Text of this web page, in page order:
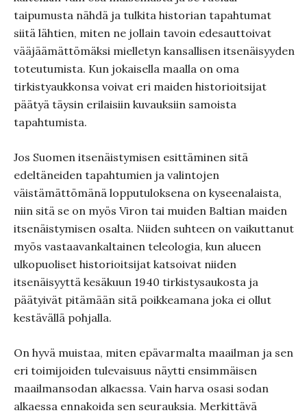
taipumusta nähdä ja tulkita historian tapahtumat
siitä lähtien, miten ne jollain tavoin edesauttoivat
vääjäämättömäksi mielletyn kansallisen itsenäisyyden
toteutumista. Kun jokaisella maalla on oma
tirkistyaukkonsa voivat eri maiden historioitsijat
päätyä täysin erilaisiin kuvauksiin samoista
tapahtumista.
Jos Suomen itsenäistymisen esittäminen sitä
edeltäneiden tapahtumien ja valintojen
väistämättömänä lopputuloksena on kyseenalaista,
niin sitä se on myös Viron tai muiden Baltian maiden
itsenäistymisen osalta. Niiden suhteen on vaikuttanut
myös vastaavankaltainen teleologia, kun alueen
ulkopuoliset historioitsijat katsoivat niiden
itsenäisyyttä kesäkuun 1940 tirkistysaukosta ja
päätyivät pitämään sitä poikkeamana joka ei ollut
kestävällä pohjalla.
On hyvä muistaa, miten epävarmalta maailman ja sen
eri toimijoiden tulevaisuus näytti ensimmäisen
maailmansodan alkaessa. Vain harva osasi sodan
alkaessa ennakoida sen seurauksia. Merkittävä